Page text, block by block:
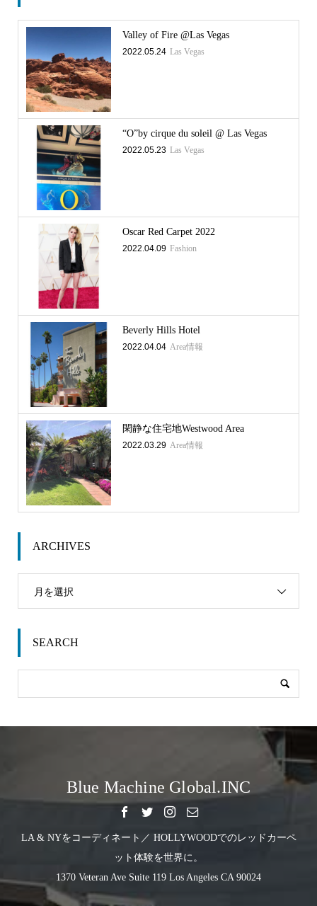
Valley of Fire @Las Vegas
2022.05.24 Las Vegas
“O”by cirque du soleil @ Las Vegas
2022.05.23 Las Vegas
Oscar Red Carpet 2022
2022.04.09 Fashion
Beverly Hills Hotel
2022.04.04 Area情報
閑静な住宅地Westwood Area
2022.03.29 Area情報
ARCHIVES
月を選択
SEARCH
Blue Machine Global.INC
LA & NYをコーディネート／ HOLLYWOODでのレッドカーペ
ット体験を世界に。
1370 Veteran Ave Suite 119 Los Angeles CA 90024